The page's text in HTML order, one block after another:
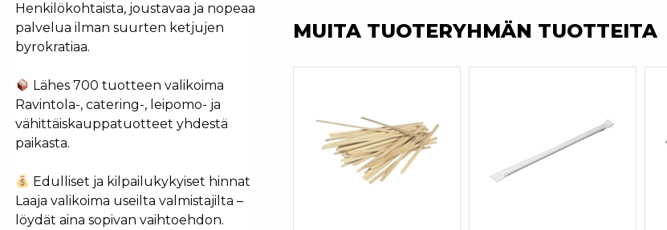
Henkilökohtaista, joustavaa ja nopeaa
palvelua ilman suurten ketjujen
byrokratiaa.
Lähes 700 tuotteen valikoima
Ravintola-, catering-, leipomo- ja
vähittäiskauppatuotteet yhdestä
paikasta.
Edulliset ja kilpailukykyiset hinnat
Laaja valikoima useilta valmistajilta –
löydät aina sopivan vaihtoehdon.
MUITA TUOTERYHMÄN TUOTTEITA